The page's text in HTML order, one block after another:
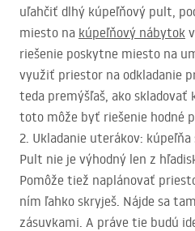
uľahčiť dlhý kúpeľňový pult,
miesto na kúpeľňový nábytok
riešenie poskytne miesto na
využiť priestor na odkladanie
teda premýšľaš, ako
toto môže byť riešenie hodné
2. Ukladanie uterákov:
Pult nie je výhodný len z
Pomôže tiež naplánovať
ním ľahko skryješ. Nájde sa
zásuvkami. A práve tie budú